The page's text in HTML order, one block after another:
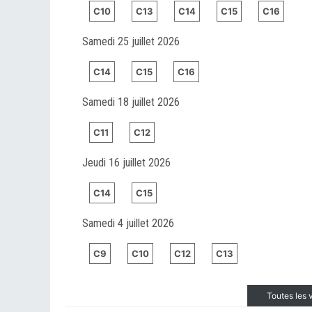
C10 C13 C14 C15 C16
Samedi 25 juillet 2026
C14 C15 C16
Samedi 18 juillet 2026
C11 C12
Jeudi 16 juillet 2026
C14 C15
Samedi 4 juillet 2026
C9 C10 C12 C13
Toutes les